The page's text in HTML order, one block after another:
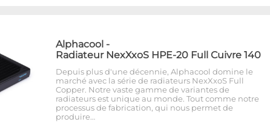
Alphacool -
Radiateur NexXxoS HPE-20 Full Cuivre 140
Depuis plus d'une décennie, Alphacool domine le
marché avec la série de radiateurs NexXxoS Full
Copper. Notre vaste gamme de variantes de
radiateurs est unique au monde. Tout comme notre
processus de fabrication, qui nous permet de
produire…